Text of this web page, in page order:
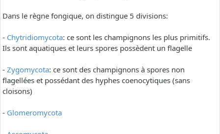
Dans le règne fongique, on distingue 5 divisions:
- Chytridiomycota: ce sont les champignons les plus primitifs.
Ils sont aquatiques et leurs spores possèdent un flagelle
- Zygomycota: ce sont des champignons à spores non
flagellées et possédant des hyphes coenocytiques (sans
cloisons)
- Glomeromycota